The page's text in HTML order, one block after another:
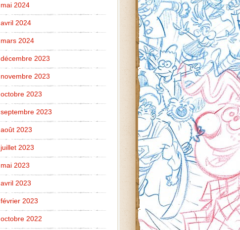
mai 2024
avril 2024
mars 2024
décembre 2023
novembre 2023
octobre 2023
septembre 2023
août 2023
juillet 2023
mai 2023
avril 2023
février 2023
octobre 2022